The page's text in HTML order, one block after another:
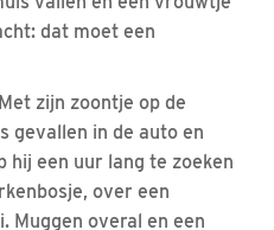
dat moet een
zijn zoontje op de
gevallen in de auto en
hij een uur lang te zoeken
over een
Muggen overal en een